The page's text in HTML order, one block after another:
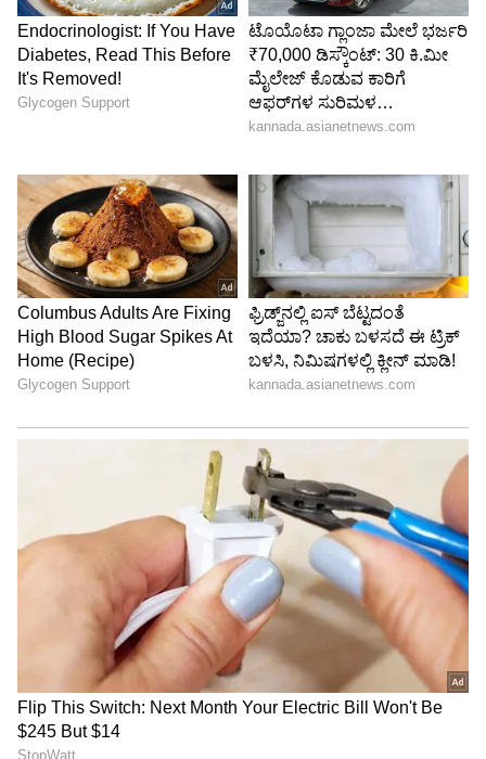
DOWNLOAD APP
RECOMMENDED STORIES
ಮಳೆ ಹಾನಿಗೆ ನಿರ್ಲಕ್ಷ್ಯ ಬೇಡ:
ಅಧಿಕಾರಿಗಳಿಗೆ ಸಚಿವ
ಎಚ್ಚರಿಕೆ
ಕೈಗಾರಿಕಾ ಪ್ರದೇಶಗಳಿಗೆ
ಕೊಳ್ಳೆಗಾಲ ಕೆರೆಗಳಿಂದ ನೀರು:
ಹೇಳಿದ್ದೇನು?
ಕಾರವಾರಕ್ಕೆ 200 ಹಾಸಿಗೆಯ
ಸೂಪರ್ ಸ್ಪೆಷಾಲಿಟಿ ಆಸ್ಪತ್ರೆ
ನಿರ್ಮಾಣಕ್ಕೆ ₹100 ಕೋಟಿ ಕೊಟ್ಟ
ಸರ್ಕಾರ!
ದರ್ಶನ್‌ಗೆ ಜೈಲಲ್ಲಿ ರಾಜಾತಿಥ್ಯ
ನೀಡಿದ್ದ ವಿಲ್ಸನ್ ಗಾರ್ಡನ್ ನಾಗ
ರಿಲೀಸ್; ಆದರೆ, ದಾಸನಿಗೆ
ಬಿಡುಗಡೆ ಭಾಗ್ಯ ಬರಲಿಲ್ಲ!